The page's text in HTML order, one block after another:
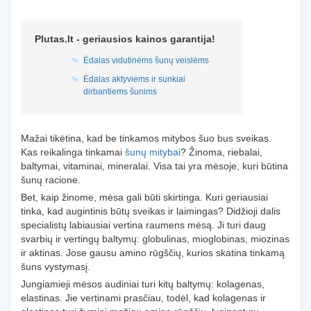
Plutas.lt - geriausios kainos garantija!
Ėdalas vidutinėms šunų veislėms
Ėdalas aktyviems ir sunkiai
dirbantiems šunims
Mažai tikėtina, kad be tinkamos mitybos šuo bus sveikas.
Kas reikalinga tinkamai šunų mitybai? Žinoma, riebalai,
baltymai, vitaminai, mineralai. Visa tai yra mėsoje, kuri būtina
šunų racione.
Bet, kaip žinome, mėsa gali būti skirtinga. Kuri geriausiai
tinka, kad augintinis būtų sveikas ir laimingas? Didžioji dalis
specialistų labiausiai vertina raumens mėsą. Ji turi daug
svarbių ir vertingų baltymų: globulinas, mioglobinas, miozinas
ir aktinas. Jose gausu amino rūgščių, kurios skatina tinkamą
šuns vystymasį.
Jungiamieji mėsos audiniai turi kitų baltymų: kolagenas,
elastinas. Jie vertinami prasčiau, todėl, kad kolagenas ir